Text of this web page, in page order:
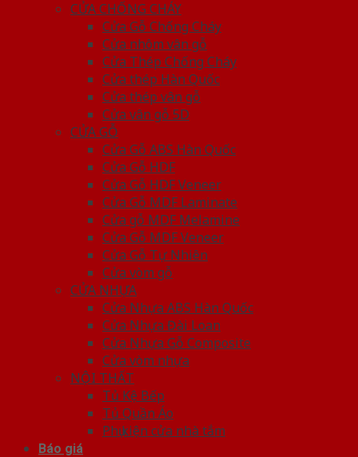
CỬA CHỐNG CHÁY
Cửa Gỗ Chống Cháy
Cửa nhôm vân gỗ
Cửa Thép Chống Cháy
Cửa thép Hàn Quốc
Cửa thép vân gỗ
Cửa vân gỗ 5D
CỬA GỖ
Cửa Gỗ ABS Hàn Quốc
Cửa Gỗ HDF
Cửa Gỗ HDF Veneer
Cửa Gỗ MDF Laminate
Cửa gỗ MDF Melamine
Cửa Gỗ MDF Veneer
Cửa Gỗ Tự Nhiên
Cửa vòm gỗ
CỬA NHỰA
Cửa Nhựa ABS Hàn Quốc
Cửa Nhựa Đài Loan
Cửa Nhựa Gỗ Composite
Cửa vòm nhựa
NỘI THẤT
Tủ Kệ Bếp
Tủ Quần Áo
Phụ kiện cửa nhà tắm
Báo giá